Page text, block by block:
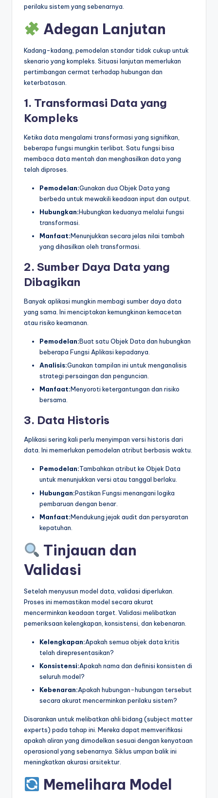
perilaku sistem yang sebenarnya.
Adegan Lanjutan
Kadang-kadang, pemodelan standar tidak cukup untuk
skenario yang kompleks. Situasi lanjutan memerlukan
pertimbangan cermat terhadap hubungan dan
keterbatasan.
1. Transformasi Data yang
Kompleks
Ketika data mengalami transformasi yang signifikan,
beberapa fungsi mungkin terlibat. Satu fungsi bisa
membaca data mentah dan menghasilkan data yang
telah diproses.
Pemodelan:Gunakan dua Objek Data yang
berbeda untuk mewakili keadaan input dan output.
Hubungkan:Hubungkan keduanya melalui fungsi
transformasi.
Manfaat:Menunjukkan secara jelas nilai tambah
yang dihasilkan oleh transformasi.
2. Sumber Daya Data yang
Dibagikan
Banyak aplikasi mungkin membagi sumber daya data
yang sama. Ini menciptakan kemungkinan kemacetan
atau risiko keamanan.
Pemodelan:Buat satu Objek Data dan hubungkan
beberapa Fungsi Aplikasi kepadanya.
Analisis:Gunakan tampilan ini untuk menganalisis
strategi persaingan dan penguncian.
Manfaat:Menyoroti ketergantungan dan risiko
bersama.
3. Data Historis
Aplikasi sering kali perlu menyimpan versi historis dari
data. Ini memerlukan pemodelan atribut berbasis waktu.
Pemodelan:Tambahkan atribut ke Objek Data
untuk menunjukkan versi atau tanggal berlaku.
Hubungan:Pastikan Fungsi menangani logika
pembaruan dengan benar.
Manfaat:Mendukung jejak audit dan persyaratan
kepatuhan.
Tinjauan dan
Validasi
Setelah menyusun model data, validasi diperlukan.
Proses ini memastikan model secara akurat
mencerminkan keadaan target. Validasi melibatkan
pemeriksaan kelengkapan, konsistensi, dan kebenaran.
Kelengkapan:Apakah semua objek data kritis
telah direpresentasikan?
Konsistensi:Apakah nama dan definisi konsisten di
seluruh model?
Kebenaran:Apakah hubungan-hubungan tersebut
secara akurat mencerminkan perilaku sistem?
Disarankan untuk melibatkan ahli bidang (subject matter
experts) pada tahap ini. Mereka dapat memverifikasi
apakah aliran yang dimodelkan sesuai dengan kenyataan
operasional yang sebenarnya. Siklus umpan balik ini
meningkatkan akurasi arsitektur.
Memelihara Model